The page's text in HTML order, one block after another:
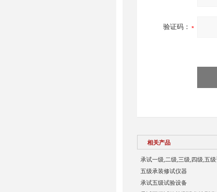
验证码：
相关产品
承试一级,二级,三级,四级,五
五级承装修试仪器
承试五级试验设备